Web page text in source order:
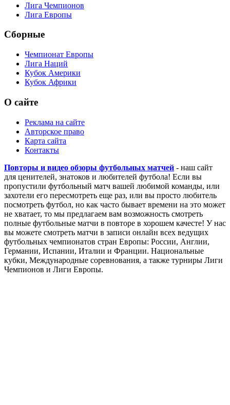
Лига Чемпионов
Лига Европы
Сборные
Чемпионат Европы
Лига Наций
Кубок Америки
Кубок Африки
О сайте
Реклама на сайте
Авторское право
Карта сайта
Контакты
Повторы и видео обзоры футбольных матчей - наш сайт
для ценителей, знатоков и любителей футбола! Если вы
пропустили футбольный матч вашей любимой команды, или
захотели его пересмотреть еще раз, или вы просто любитель
посмотреть футбол, но как часто бывает времени на это может
не хватает, то мы предлагаем вам возможность смотреть
полные футбольные матчи в повторе в хорошем качесте! У нас
вы можете смотреть матчи в записи онлайн всех ведущих
футбольных чемпионатов стран Европы: России, Англии,
Германии, Испании, Италии и Франции. Национальные
кубки, Международные соревнования, а также турниры Лиги
Чемпионов и Лиги Европы.